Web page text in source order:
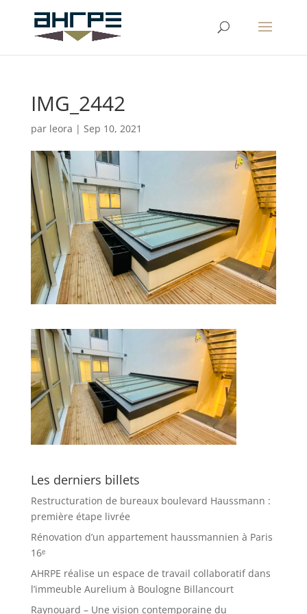
IMG_2442
par leora | Sep 10, 2021
Les derniers billets
Restructuration de bureaux boulevard Haussmann :
première étape livrée
Rénovation d’un appartement haussmannien à Paris
16ᵉ
AHRPE réalise un espace de travail collaboratif dans
l’immeuble Aurelium à Boulogne Billancourt
Raynouard – Une vision contemporaine du